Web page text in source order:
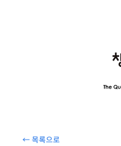
← 목록으로